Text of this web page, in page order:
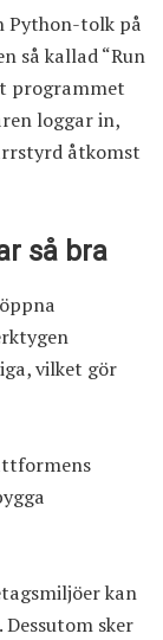
Python-tolk på
så kallad “Run
programmet
loggar in,
åtkomst
så bra
vilket gör
kan
sker